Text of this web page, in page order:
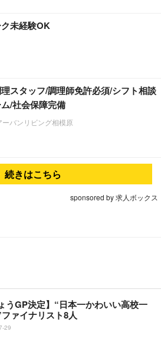
未経験OK
理スタッフ/調理師免許必須/シフト相談
/社会保障完備
バンリビング相模原
続きはこちら
sponsored by 求人ボックス
うGP決定】“日本一かわいい高校一
ァイナリスト8人
29